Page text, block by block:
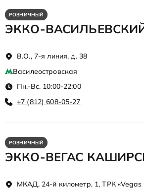
РОЗНИЧНЫЙ
ЭККО-
В.О., 7-я линия, д. 38
Василеостровская
Пн.-Вс. 10:00-22:00
+7 (812) 608-05-27
РОЗНИЧНЫЙ
ЭККО-ВЕГАС
МКАД, 24-й километр, 1, ТРК «Vegas